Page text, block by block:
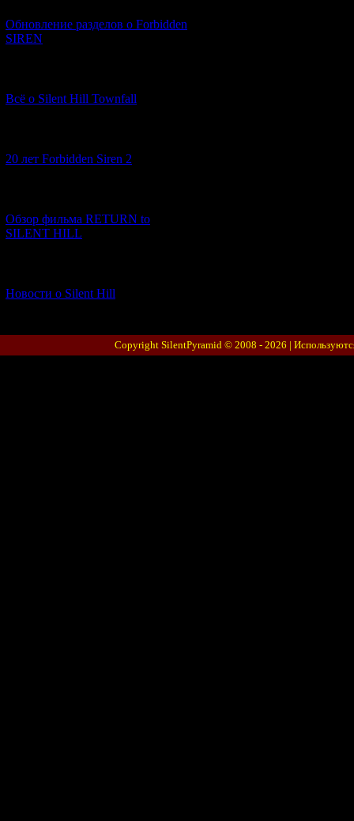
Обновление разделов о Forbidden
SIREN
Всё о Silent Hill Townfall
20 лет Forbidden Siren 2
Обзор фильма RETURN to
SILENT HILL
Новости о Silent Hill
Copyright SilentPyramid © 2008 - 2026 |